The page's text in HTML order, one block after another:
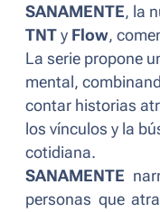
SANAMENTE, la
TNT y Flow,
La serie propone
mental,
contar historias
los vínculos y la
cotidiana.
SANAMENTE
personas que